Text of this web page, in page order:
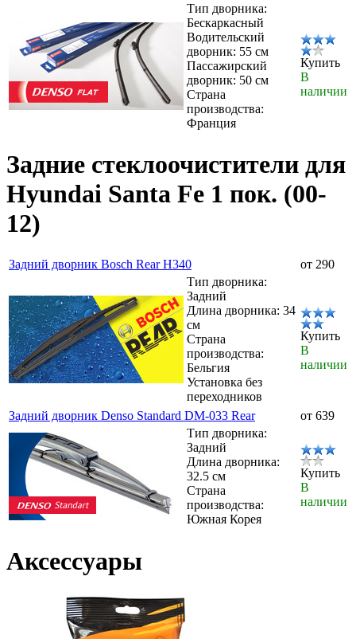
Тип дворника:
Бескаркасный
Водительский
дворник: 55 см
Пассажирский
дворник: 50 см
Страна
производства:
Франция
Купить
В
наличии
Задние стеклоочистители для
Hyundai Santa Fe 1 пок. (00-
12)
Задний дворник Bosch Rear H340
от 290
Тип дворника:
Задний
Длина дворника: 34
см
Страна
производства:
Бельгия
Установка без
переходников
Купить
В
наличии
Задний дворник Denso Standard DM-033 Rear
от 639
Тип дворника:
Задний
Длина дворника:
32.5 см
Страна
производства:
Южная Корея
Купить
В
наличии
Аксессуары